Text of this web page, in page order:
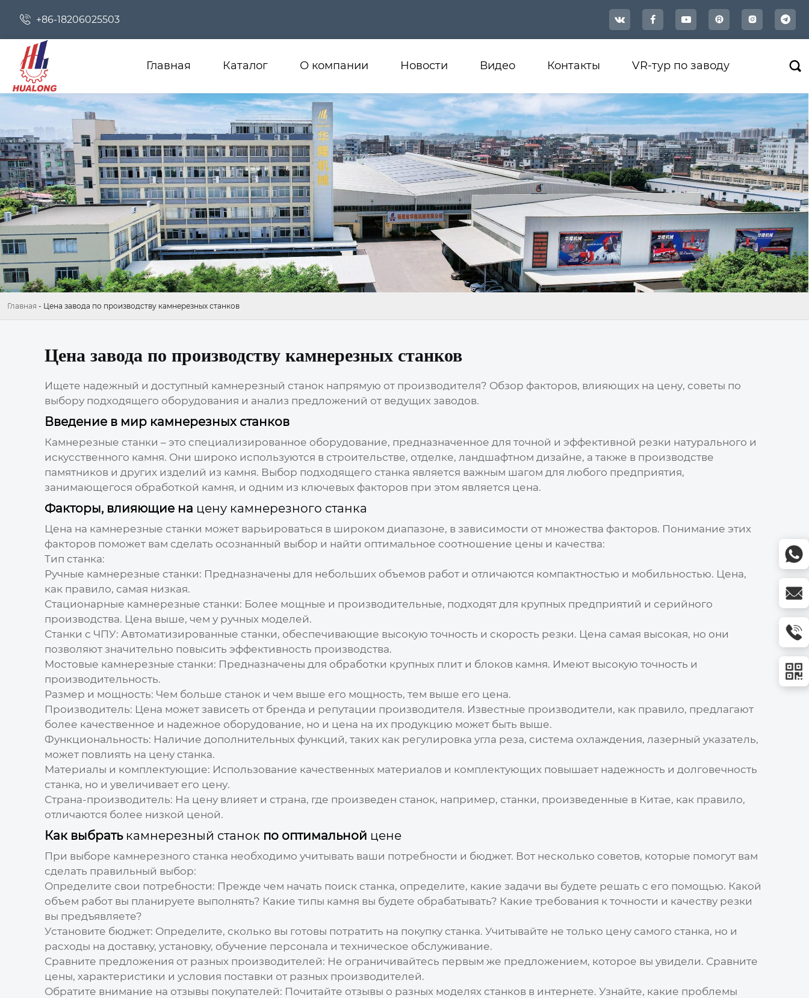
 +86-18206025503    
Главная Каталог О компании Новости Видео Контакты VR-тур по заводу 
Главная - Цена завода по производству камнерезных станков
Цена завода по производству камнерезных станков
Ищете надежный и доступный камнерезный станок напрямую от производителя? Обзор факторов, влияющих на цену, советы по
выбору подходящего оборудования и анализ предложений от ведущих заводов.
Введение в мир камнерезных станков
Камнерезные станки – это специализированное оборудование, предназначенное для точной и эффективной резки натурального и
искусственного камня. Они широко используются в строительстве, отделке, ландшафтном дизайне, а также в производстве
памятников и других изделий из камня. Выбор подходящего станка является важным шагом для любого предприятия,
занимающегося обработкой камня, и одним из ключевых факторов при этом является цена.
Факторы, влияющие на цену камнерезного станка
Цена на камнерезные станки может варьироваться в широком диапазоне, в зависимости от множества факторов. Понимание этих
факторов поможет вам сделать осознанный выбор и найти оптимальное соотношение цены и качества:
Тип станка:
Ручные камнерезные станки: Предназначены для небольших объемов работ и отличаются компактностью и мобильностью. Цена,
как правило, самая низкая.
Стационарные камнерезные станки: Более мощные и производительные, подходят для крупных предприятий и серийного
производства. Цена выше, чем у ручных моделей.
Станки с ЧПУ: Автоматизированные станки, обеспечивающие высокую точность и скорость резки. Цена самая высокая, но они
позволяют значительно повысить эффективность производства.
Мостовые камнерезные станки: Предназначены для обработки крупных плит и блоков камня. Имеют высокую точность и
производительность.
Размер и мощность: Чем больше станок и чем выше его мощность, тем выше его цена.
Производитель: Цена может зависеть от бренда и репутации производителя. Известные производители, как правило, предлагают
более качественное и надежное оборудование, но и цена на их продукцию может быть выше.
Функциональность: Наличие дополнительных функций, таких как регулировка угла реза, система охлаждения, лазерный указатель,
может повлиять на ценустанка.
Материалы и комплектующие: Использование качественных материалов и комплектующих повышает надежность и долговечность
станка, но и увеличивает его цену.
Страна-производитель: На ценувлияет и страна, где произведен станок, например, станки, произведенные в Китае, как правило,
отличаются более низкой ценой.
Как выбрать камнерезный станок по оптимальной цене
При выборе камнерезного станка необходимо учитывать ваши потребности и бюджет. Вот несколько советов, которые помогут вам
сделать правильный выбор:
Определите свои потребности: Прежде чем начать поиск станка, определите, какие задачи вы будете решать с его помощью. Какой
объем работ вы планируете выполнять? Какие типы камня вы будете обрабатывать? Какие требования к точности и качеству резки
вы предъявляете?
Установите бюджет: Определите, сколько вы готовы потратить на покупку станка. Учитывайте не только ценусамого станка, но и
расходы на доставку, установку, обучение персонала и техническое обслуживание.
Сравните предложения от разных производителей: Не ограничивайтесь первым же предложением, которое вы увидели. Сравните
цены, характеристики и условия поставки от разных производителей.
Обратите внимание на отзывы покупателей: Почитайте отзывы о разных моделях станков в интернете. Узнайте, какие проблемы